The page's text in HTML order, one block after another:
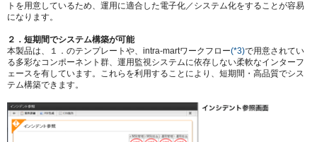
トを用意しているため、運用に適合した電子化／システム化をすることが容易
になります。
２．短期間でシステム構築が可能
本製品は、１．のテンプレートや、intra-martワークフロー(*3)で用意されてい
る多彩なコンポーネント群、運用監視システムに依存しない柔軟なインターフ
ェースを有しています。これらを利用することにより、短期間・高品質でシス
テム構築できます。